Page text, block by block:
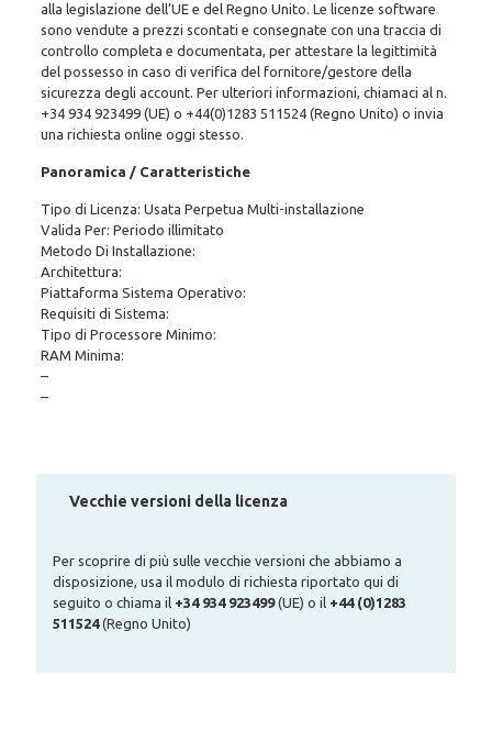
alla legislazione dell’UE e del Regno Unito. Le licenze software
sono vendute a prezzi scontati e consegnate con una traccia di
controllo completa e documentata, per attestare la legittimità
del possesso in caso di verifica del fornitore/gestore della
sicurezza degli account. Per ulteriori informazioni, chiamaci al n.
+34 934 923499(UE) o +44(0)1283 511524(Regno Unito) o invia
una richiesta online oggi stesso.
Panoramica / Caratteristiche
Tipo di Licenza: Usata Perpetua Multi-installazione
Valida Per: Periodo illimitato
Metodo Di Installazione:
Architettura:
Piattaforma Sistema Operativo:
Requisiti di Sistema:
Tipo di Processore Minimo:
RAM Minima:
–
–
Vecchie versioni della licenza
Per scoprire di più sulle vecchie versioni che abbiamo a
disposizione, usa il modulo di richiesta riportato qui di
seguito o chiama il +34 934 923499(UE) o il +44 (0)1283
511524(Regno Unito)